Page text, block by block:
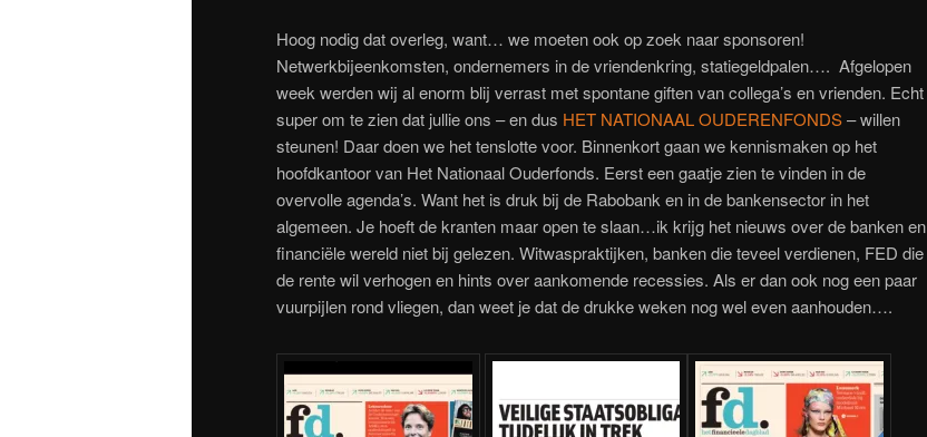
Hoog nodig dat overleg, want… we moeten ook op zoek naar sponsoren!
Netwerkbijeenkomsten, ondernemers in de vriendenkring, statiegeldpalen…. Afgelopen
week werden wij al enorm blij verrast met spontane giften van collega’s en vrienden. Echt
super om te zien dat jullie ons – en dus HET NATIONAAL OUDERENFONDS– willen
steunen! Daar doen we het tenslotte voor. Binnenkort gaan we kennismaken op het
hoofdkantoor van Het Nationaal Ouderfonds. Eerst een gaatje zien te vinden in de
overvolle agenda’s. Want het is druk bij de Rabobank en in de bankensector in het
algemeen. Je hoeft de kranten maar open te slaan…ik krijg het nieuws over de banken en
financiële wereld niet bij gelezen. Witwaspraktijken, banken die teveel verdienen, FED die
de rente wil verhogen en hints over aankomende recessies. Als er dan ook nog een paar
vuurpijlen rond vliegen, dan weet je dat de drukke weken nog wel even aanhouden….